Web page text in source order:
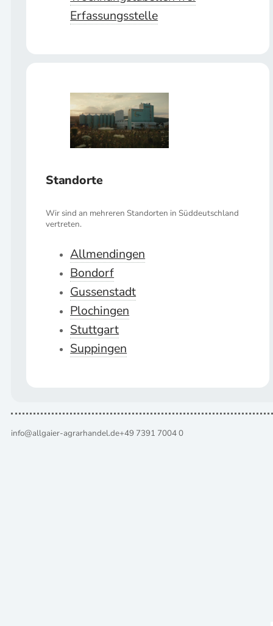
Erfassungsstelle
Standorte
Wir sind an mehreren Standorten in Süddeutschland
vertreten.
Allmendingen
Bondorf
Gussenstadt
Plochingen
Stuttgart
Suppingen
info@allgaier-agrarhandel.de+49 7391 7004 0